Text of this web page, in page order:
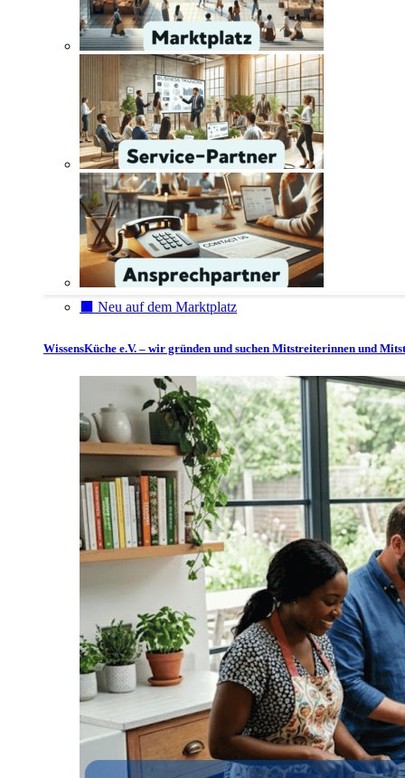
⬛️ Neu auf dem Marktplatz
WissensKüche e.V. – wir gründen und suchen Mitstreiterinnen und